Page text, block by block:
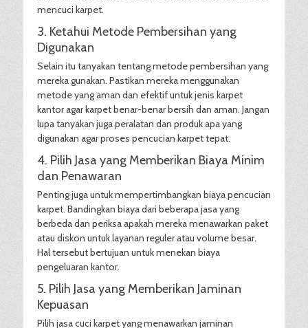
mencuci karpet.
3. Ketahui Metode Pembersihan yang
Digunakan
Selain itu tanyakan tentang metode pembersihan yang
mereka gunakan. Pastikan mereka menggunakan
metode yang aman dan efektif untuk jenis karpet
kantor agar karpet benar-benar bersih dan aman. Jangan
lupa tanyakan juga peralatan dan produk apa yang
digunakan agar proses pencucian karpet tepat.
4. Pilih Jasa yang Memberikan Biaya Minim
dan Penawaran
Penting juga untuk mempertimbangkan biaya pencucian
karpet. Bandingkan biaya dari beberapa jasa yang
berbeda dan periksa apakah mereka menawarkan paket
atau diskon untuk layanan reguler atau volume besar.
Hal tersebut bertujuan untuk menekan biaya
pengeluaran kantor.
5. Pilih Jasa yang Memberikan Jaminan
Kepuasan
Pilih jasa cuci karpet yang menawarkan jaminan